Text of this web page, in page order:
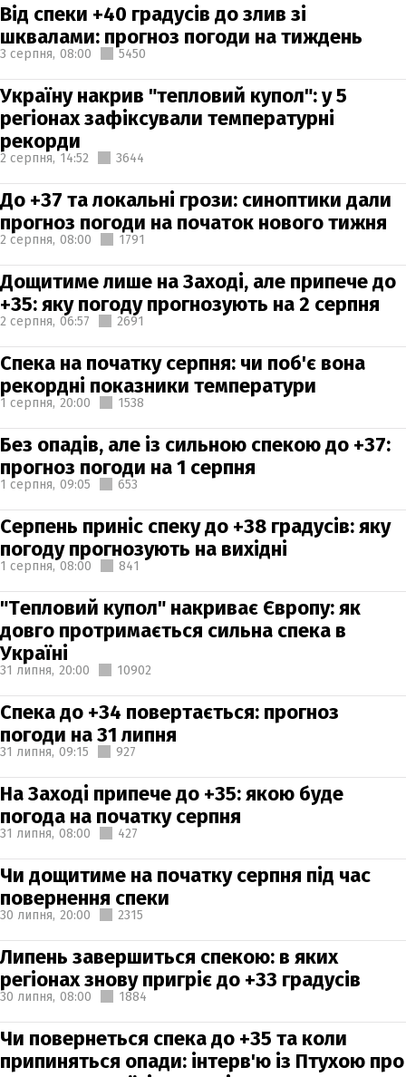
Від спеки +40 градусів до злив зі
шквалами: прогноз погоди на тиждень
3 серпня, 08:00 5450
Україну накрив "тепловий купол": у 5
регіонах зафіксували температурні
рекорди
2 серпня, 14:52 3644
До +37 та локальні грози: синоптики дали
прогноз погоди на початок нового тижня
2 серпня, 08:00 1791
Дощитиме лише на Заході, але припече до
+35: яку погоду прогнозують на 2 серпня
2 серпня, 06:57 2691
Спека на початку серпня: чи поб'є вона
рекордні показники температури
1 серпня, 20:00 1538
Без опадів, але із сильною спекою до +37:
прогноз погоди на 1 серпня
1 серпня, 09:05 653
Серпень приніс спеку до +38 градусів: яку
погоду прогнозують на вихідні
1 серпня, 08:00 841
"Тепловий купол" накриває Європу: як
довго протримається сильна спека в
Україні
31 липня, 20:00 10902
Спека до +34 повертається: прогноз
погоди на 31 липня
31 липня, 09:15 927
На Заході припече до +35: якою буде
погода на початку серпня
31 липня, 08:00 427
Чи дощитиме на початку серпня під час
повернення спеки
30 липня, 20:00 2315
Липень завершиться спекою: в яких
регіонах знову пригріє до +33 градусів
30 липня, 08:00 1884
Чи повернеться спека до +35 та коли
припиняться опади: інтерв'ю із Птухою про